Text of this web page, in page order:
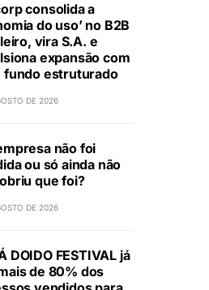
consolida a
do uso’ no B2B
vira S.A. e
expansão com
fundo estruturado
DE 2026
não foi
ou só ainda não
que foi?
DE 2026
DOIDO FESTIVAL já
de 80% dos